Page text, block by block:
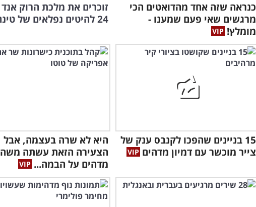
כנראה שזה אחד מהדואטים הכי
מרגשים שאי פעם שמענו -
מומלץ!
זוכרים את מלכת הרוק אנד
24 להיטים נפלאים של טינה טרנר
15 בניינים שהפכו לקנבס ענק של
צייר מוכשר עם דמיון מדהים
היא לא שרה בעצמה, אבל
הצעירה הזאת עשתה
מדהים על הבמה...